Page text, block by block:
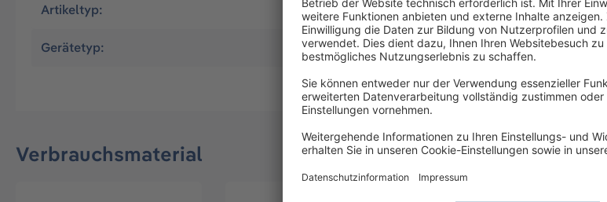
Artikeltyp: Mietartikel
Gerätetyp: X-plore 8700
Verbrauchsmaterial